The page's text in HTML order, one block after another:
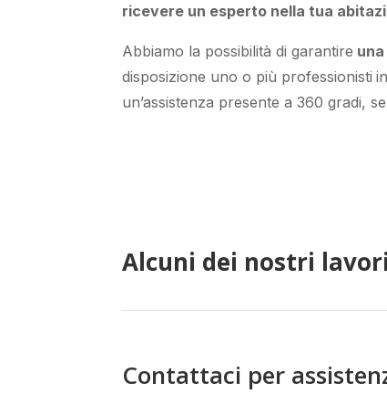
ricevere un esperto nella tua
Abbiamo la possibilità di garantire
disposizione uno o più professionisti
un’assistenza presente a360 gradi,
Alcuni dei nostri lavori
Contattaci per